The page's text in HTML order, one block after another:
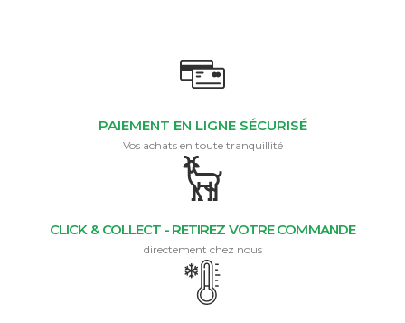
PAIEMENT EN LIGNE SÉCURISÉ
Vos achats en toute tranquillité
CLICK & COLLECT - RETIREZ VOTRE COMMANDE
directement chez nous